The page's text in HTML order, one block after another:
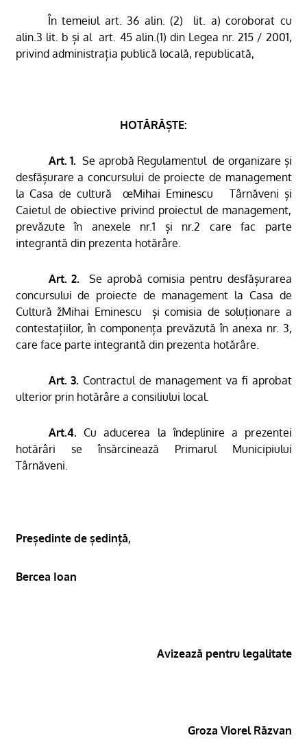
În temeiul art. 36 alin. (2)
lit. a) coroborat cu
alin.3 lit. b și al art. 45 alin.(1) din Legea nr. 215 / 2001,
privind administrația publică locală, republicată,
HOTĂRĂȘTE:
Art. 1. Se aprobă Regulamentul de organizare și
desfășurare a concursului de proiecte de management
la Casa de cultură œMihai Eminescu 
Târnăveni și
Caietul de obiective privind proiectul de management,
prevăzute în anexele nr.1 și nr.2 care fac parte
integrantă din prezenta hotărâre.
Art. 2.
Se aprobă comisia pentru desfășurarea
concursului de proiecte de management la Casa de
Cultură žMihai Eminescu  și comisia de soluționare a
contestațiilor, în componența prevăzută în anexa nr. 3,
care face parte integrantă din prezenta hotărâre.
Art. 3. Contractul de management va fi aprobat
ulterior prin hotărâre a consiliului local.
Art.4. Cu aducerea la îndeplinire a prezentei
hotărâri se însărcinează Primarul Municipiului
Târnăveni.
Președinte de ședință,
Bercea Ioan
Avizează pentru legalitate
Groza Viorel Răzvan